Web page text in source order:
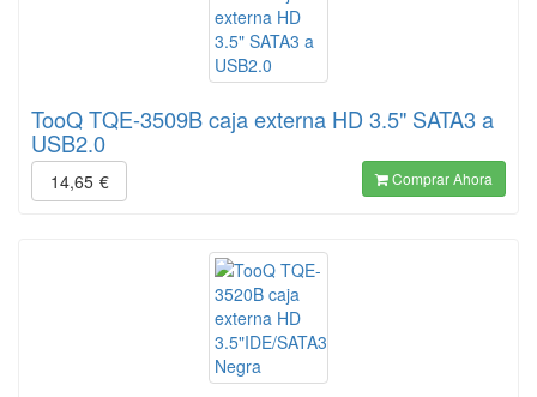
TooQ TQE-3509B caja externa HD 3.5" SATA3 a
USB2.0
14,65 € Comprar Ahora